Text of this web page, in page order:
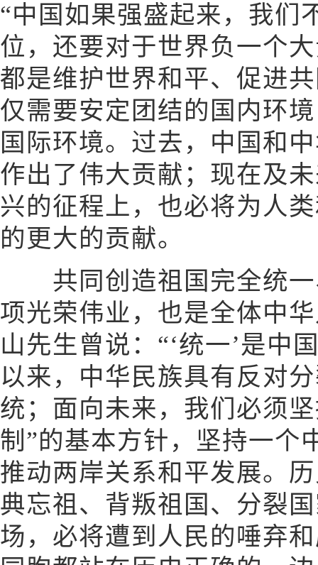
“中国如果强盛起来，我们
位，还要对于世界负一个
都是维护世界和平、促进
仅需要安定团结的国内环
国际环境。过去，中国和
作出了伟大贡献；现在及
兴的征程上，也必将为人
的更大的贡献。
共同创造祖国完全统一
项光荣伟业，也是全体中
山先生曾说：“‘统一’是中
以来，中华民族具有反对
统；面向未来，我们必须
制”的基本方针，坚持一个
推动两岸关系和平发展。
典忘祖、背叛祖国、分裂
场，必将遭到人民的唾弃